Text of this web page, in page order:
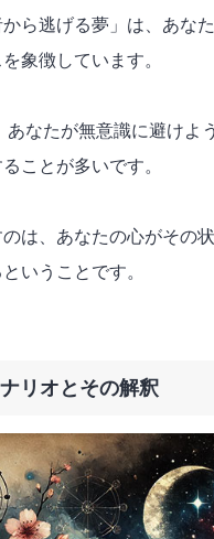
から逃げる夢」は、あな
象徴しています。
あなたが無意識に避けよ
ことが多いです。
は、あなたの心がその
いうことです。
リオとその解釈